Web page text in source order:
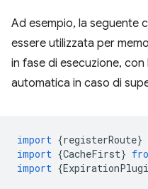
Ad esempio, la seguente
essere utilizzata per
in fase di esecuzione, con
automatica in caso di
import {registerRoute}
import {CacheFirst}
import {